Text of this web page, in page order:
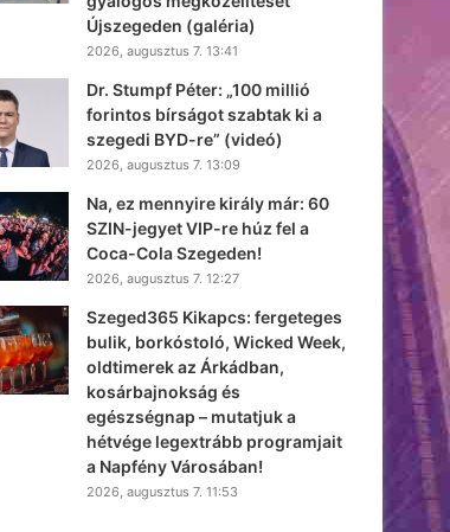
Újszegeden (galéria)
2026, augusztus 7. 13:41
Dr. Stumpf Péter: „100 millió
forintos bírságot szabtak ki a
szegedi BYD-re” (videó)
2026, augusztus 7. 13:09
Na, ez mennyire király már: 60
SZIN-jegyet VIP-re húz fel a
Coca-Cola Szegeden!
2026, augusztus 7. 12:27
Szeged365 Kikapcs: fergeteges
bulik, borkóstoló, Wicked Week,
oldtimerek az Árkádban,
kosárbajnokság és
egészségnap – mutatjuk a
hétvége legextrább programjait
a Napfény Városában!
2026, augusztus 7. 11:53